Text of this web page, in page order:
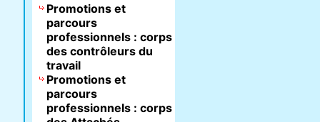
Promotions et
parcours
professionnels : corps
des contrôleurs du
travail
Promotions et
parcours
professionnels : corps